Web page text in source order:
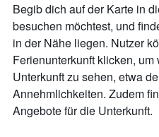
Begib dich auf der Karte in
besuchen möchtest, und
in der Nähe liegen. Nutzer
Ferienunterkunft klicken,
Unterkunft zu sehen, etwa
Annehmlichkeiten. Zudem
Angebote für die Unterkunft.